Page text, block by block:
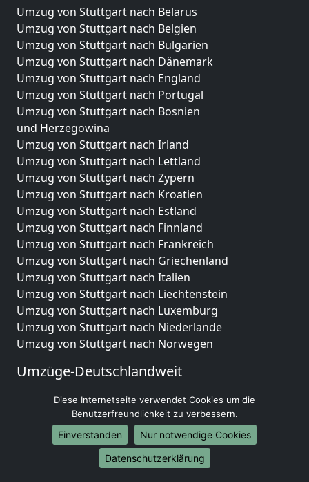
Umzug von Stuttgart nach Belarus
Umzug von Stuttgart nach Belgien
Umzug von Stuttgart nach Bulgarien
Umzug von Stuttgart nach Dänemark
Umzug von Stuttgart nach England
Umzug von Stuttgart nach Portugal
Umzug von Stuttgart nach Bosnien
und Herzegowina
Umzug von Stuttgart nach Irland
Umzug von Stuttgart nach Lettland
Umzug von Stuttgart nach Zypern
Umzug von Stuttgart nach Kroatien
Umzug von Stuttgart nach Estland
Umzug von Stuttgart nach Finnland
Umzug von Stuttgart nach Frankreich
Umzug von Stuttgart nach Griechenland
Umzug von Stuttgart nach Italien
Umzug von Stuttgart nach Liechtenstein
Umzug von Stuttgart nach Luxemburg
Umzug von Stuttgart nach Niederlande
Umzug von Stuttgart nach Norwegen
Umzüge-Deutschlandweit
Umzug von Stuttgart nach Berlin
Umzug von Stuttgart nach Hamburg
Umzug von Stuttgart nach München
Umzug von Stuttgart nach Köln
Umzug von Stuttgart nach Frankfurt am Main
Diese Internetseite verwendet Cookies um die
Benutzerfreundlichkeit zu verbessern.
Einverstanden
Nur notwendige Cookies
Datenschutzerklärung